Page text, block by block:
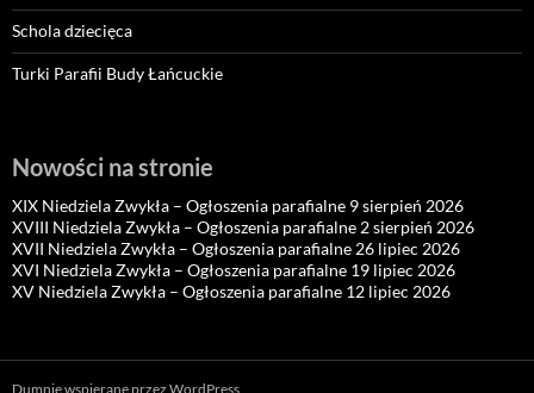
Schola dziecięca
Turki Parafii Budy Łańcuckie
Nowości na stronie
XIX Niedziela Zwykła – Ogłoszenia parafialne 9 sierpień 2026
XVIII Niedziela Zwykła – Ogłoszenia parafialne 2 sierpień 2026
XVII Niedziela Zwykła – Ogłoszenia parafialne 26 lipiec 2026
XVI Niedziela Zwykła – Ogłoszenia parafialne 19 lipiec 2026
XV Niedziela Zwykła – Ogłoszenia parafialne 12 lipiec 2026
Dumnie wspierane przez WordPress